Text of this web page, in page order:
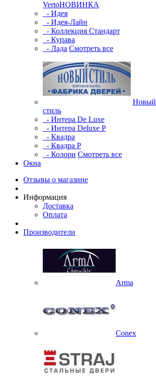
VertoНОВИНКА
- Идея
- Идея-Лайн
- Коллекция Стандарт
- Купава
- Лада Смотреть все
Новый
стиль
- Интера De Luxe
- Интера Deluxe P
- Квадра
- Квадра P
- Колори Смотреть все
Окна
Отзывы о магазине
Информация
Доставка
Оплата
Производители
Arma
Conex